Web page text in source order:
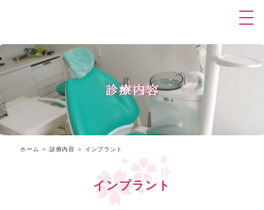
ホーム ＞ 診療内容 ＞ インプラント
インプラント